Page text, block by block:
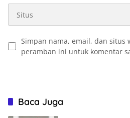
Simpan nama, email, dan situs
peramban ini untuk komentar
Baca Juga